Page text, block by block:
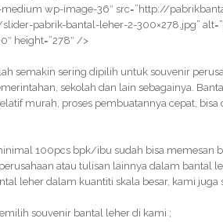
medium wp-image-36″ src=”http://
pabrik-bantal-leher-2-300×278.jpg”
height=”278″ />
semakin sering dipilih untuk souvenir
sekolah dan lain sebagainya.
murah, proses pembuatannya cepat,
100pcs bpk/ibu sudah bisa memesan
atau tulisan lainnya dalam bantal
leher dalam kuantiti skala besar, kami juga
souvenir bantal leher di kami ;